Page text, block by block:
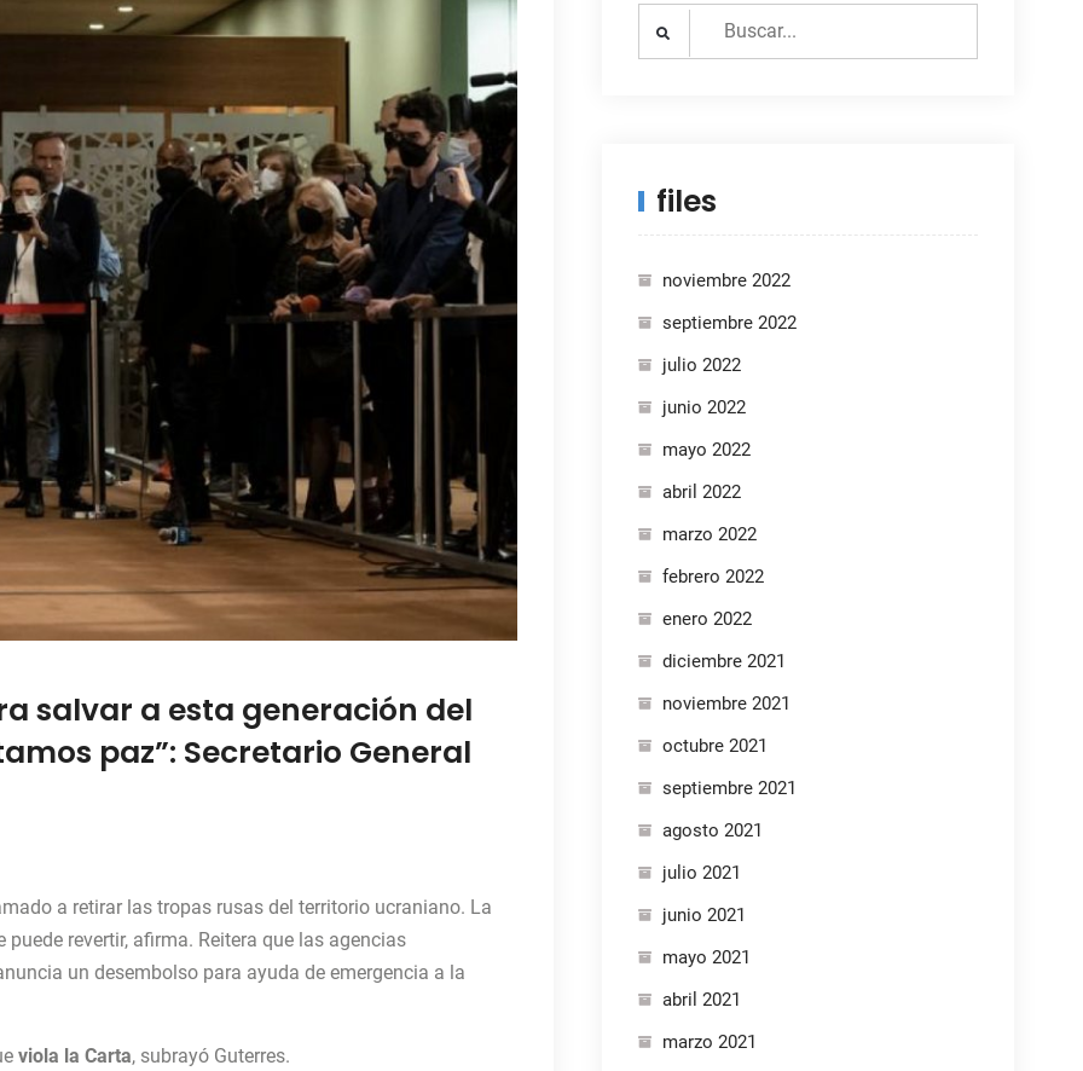
salvar a esta generación del
paz”: Secretario General
a retirar las tropas rusas del territorio ucraniano. La
revertir, afirma. Reitera que las agencias
un desembolso para ayuda de emergencia a la
viola la Carta, subrayó Guterres.
files
noviembre 2022
septiembre 2022
julio 2022
junio 2022
mayo 2022
abril 2022
marzo 2022
febrero 2022
enero 2022
diciembre 2021
noviembre 2021
octubre 2021
septiembre 2021
agosto 2021
julio 2021
junio 2021
mayo 2021
abril 2021
marzo 2021